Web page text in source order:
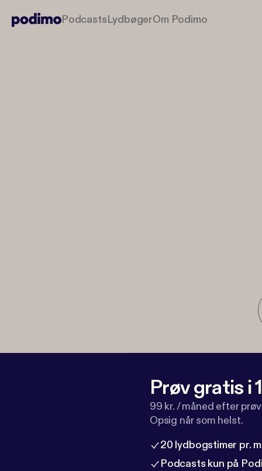
PodcastsLydbøgerOm Podimo
Prøv gratis i
99 kr. / måned efter
Opsig når som helst.
20 lydbogstimer pr.
Podcasts kun på